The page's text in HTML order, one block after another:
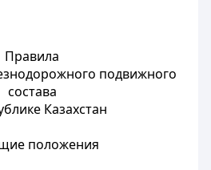
Правила
подвижного
состава
Казахстан
положения